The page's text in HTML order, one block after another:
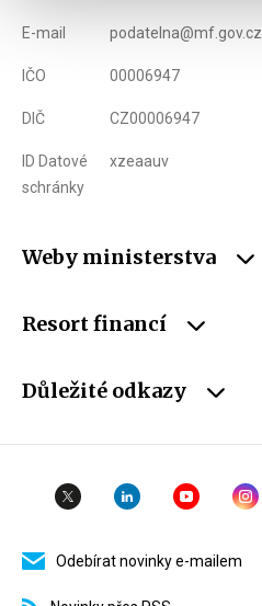
E-mail podatelna@mf.gov.cz
IČO 00006947
DIČ CZ00006947
ID Datové
schránky
xzeaauv
Weby ministerstva
Resort financí
Důležité odkazy
Odebírat novinky e-mailem